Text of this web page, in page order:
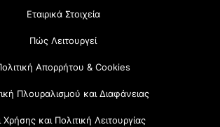
Εταιρικά Στοιχεία
Πώς Λειτουργεί
Απορρήτου & Cookies
Πλουραλισμού και Διαφάνειας
Χρήσης και Πολιτική Λειτουργίας